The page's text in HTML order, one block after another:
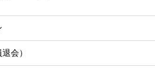
会）